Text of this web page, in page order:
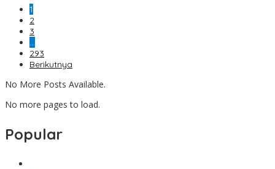
1
2
3
…
293
Berikutnya
No More Posts Available.
No more pages to load.
Popular